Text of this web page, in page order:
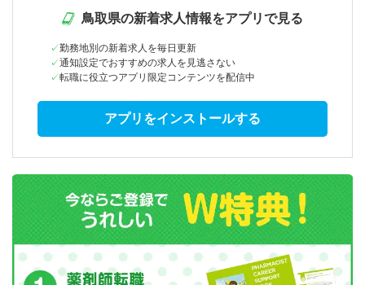
鳥取県の新着求人情報をアプリで見る
勤務地別の新着求人を毎日更新
通知設定でおすすめの求人を見逃さない
転職に役立つアプリ限定コンテンツを配信中
アプリをインストールする